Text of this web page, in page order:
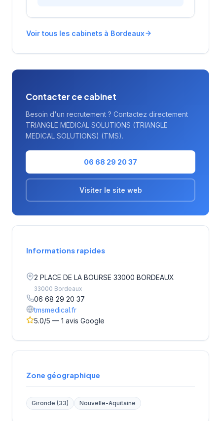
Voir tous les cabinets à Bordeaux
Contacter ce cabinet
Besoin d'un recrutement ? Contactez directement
TRIANGLE MEDICAL SOLUTIONS (TRIANGLE
MEDICAL SOLUTIONS) (TMS).
06 68 29 20 37
Visiter le site web
Informations rapides
2 PLACE DE LA BOURSE 33000 BORDEAUX
33000 Bordeaux
06 68 29 20 37
tmsmedical.fr
5.0/5 — 1 avis Google
Zone géographique
Gironde (33) Nouvelle-Aquitaine